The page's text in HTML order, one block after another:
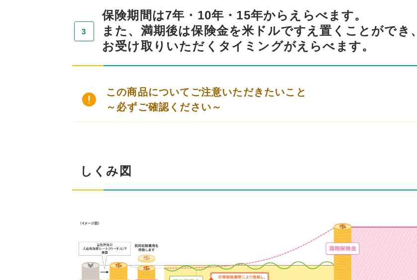
保険期間は7年・10年・15年からえらべます。
また、満期後は保険金を米ドルですえ置くことができ、
お受け取りいただくタイミングがえらべます。
この商品についてご注意いただきたいこと
～必ずご確認ください～
しくみ図